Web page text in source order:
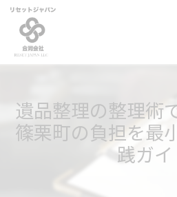
遺品整理の整理術
篠栗町の負担を最
践ガイ